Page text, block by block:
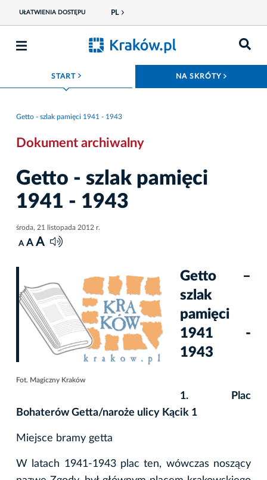
UŁATWIENIA DOSTĘPU PL
START ROZWIŃ MENU NA SKRÓTY
Getto - szlak pamięci 1941 - 1943
Dokument archiwalny
Getto - szlak pamięci
1941 - 1943
środa, 21 listopada 2012 r.
A A A
Fot. Magiczny Kraków
Getto –
szlak
pamięci
1941 -
1943
1. Plac
Bohaterów Getta/naroże ulicy Kącik 1
Miejsce bramy getta
W latach 1941-1943 plac ten, wówczas noszący